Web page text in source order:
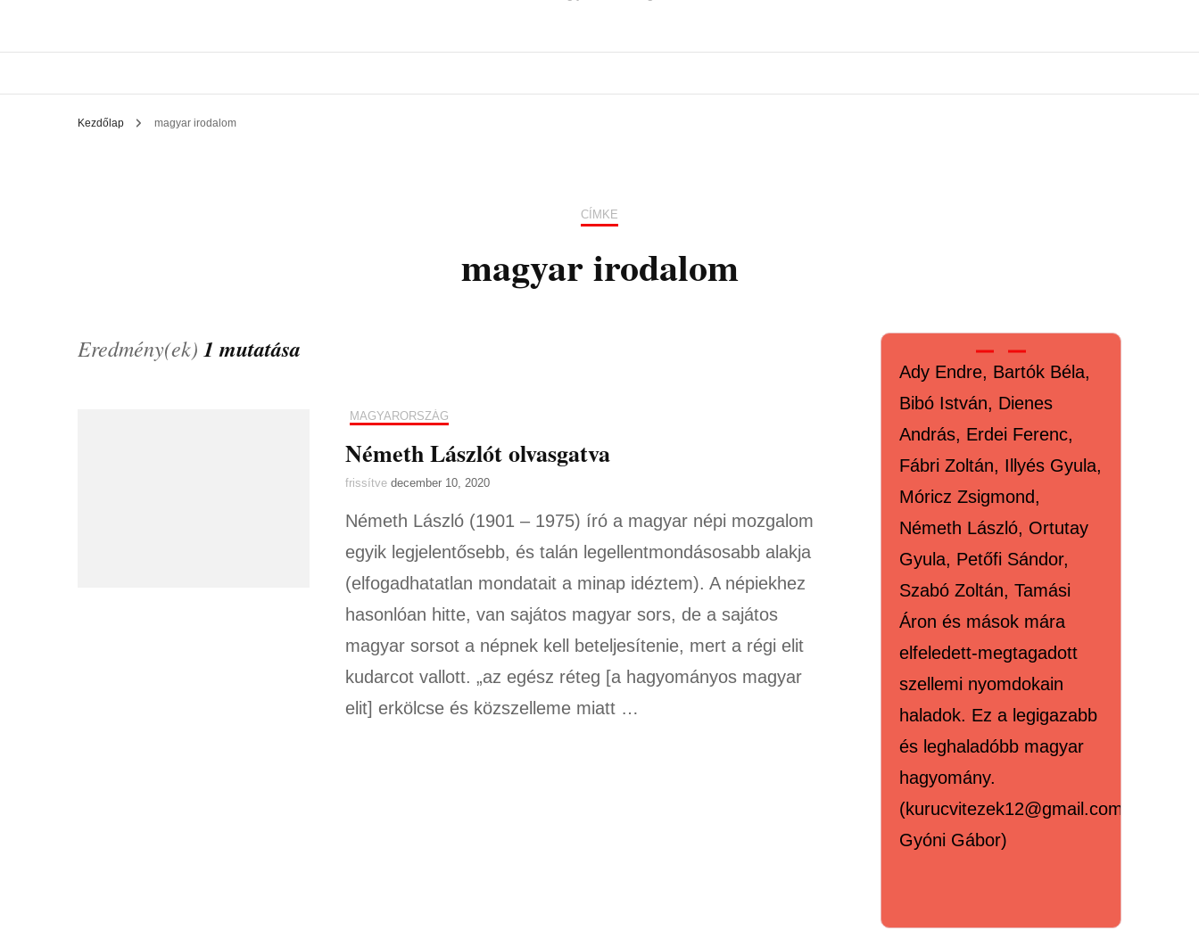
Kezdőlap magyar irodalom
CÍMKE
magyar irodalom
Eredmény(ek) 1 mutatása
MAGYARORSZÁG
Németh Lászlót olvasgatva
frissítve december 10, 2020
Németh László (1901 – 1975) író a magyar népi mozgalom
egyik legjelentősebb, és talán legellentmondásosabb alakja
(elfogadhatatlan mondatait a minap idéztem). A népiekhez
hasonlóan hitte, van sajátos magyar sors, de a sajátos
magyar sorsot a népnek kell beteljesítenie, mert a régi elit
kudarcot vallott. „az egész réteg [a hagyományos magyar
elit] erkölcse és közszelleme miatt …
Ady Endre, Bartók Béla,
Bibó István, Dienes
András, Erdei Ferenc,
Fábri Zoltán, Illyés Gyula,
Móricz Zsigmond,
Németh László, Ortutay
Gyula, Petőfi Sándor,
Szabó Zoltán, Tamási
Áron és mások mára
elfeledett-megtagadott
szellemi nyomdokain
haladok. Ez a legigazabb
és leghaladóbb magyar
hagyomány.
(kurucvitezek12@gmail.com,
Gyóni Gábor)